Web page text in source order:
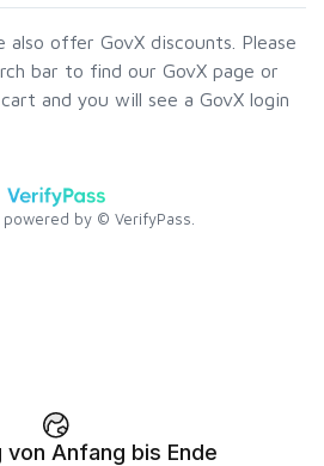
von Anfang bis Ende
zu öffnen